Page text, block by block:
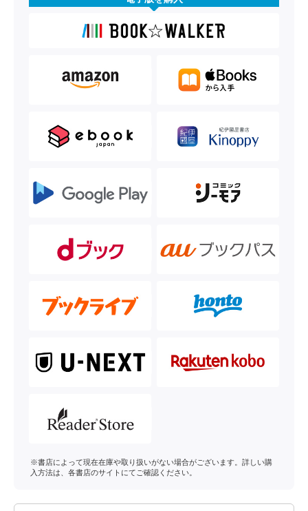
※書店によって現在在庫や取り扱いがない場合がございます。詳しい購
入方法は、各書店のサイトにてご確認ください。